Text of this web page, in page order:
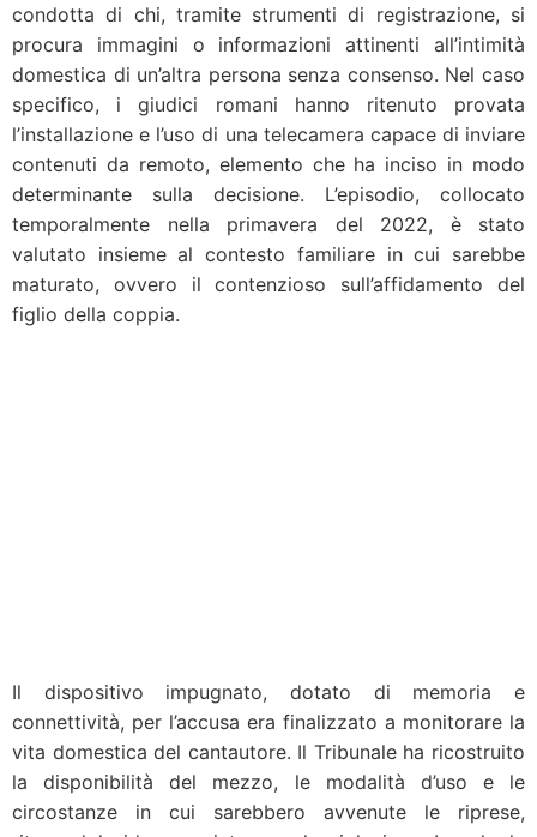
condotta di chi, tramite strumenti di registrazione, si
procura immagini o informazioni attinenti all’intimità
domestica di un’altra persona senza consenso. Nel caso
specifico, i giudici romani hanno ritenuto provata
l’installazione e l’uso di una telecamera capace di inviare
contenuti da remoto, elemento che ha inciso in modo
determinante sulla decisione. L’episodio, collocato
temporalmente nella primavera del 2022, è stato
valutato insieme al contesto familiare in cui sarebbe
maturato, ovvero il contenzioso sull’affidamento del
figlio della coppia.
Il dispositivo impugnato, dotato di memoria e
connettività, per l’accusa era finalizzato a monitorare la
vita domestica del cantautore. Il Tribunale ha ricostruito
la disponibilità del mezzo, le modalità d’uso e le
circostanze in cui sarebbero avvenute le riprese,